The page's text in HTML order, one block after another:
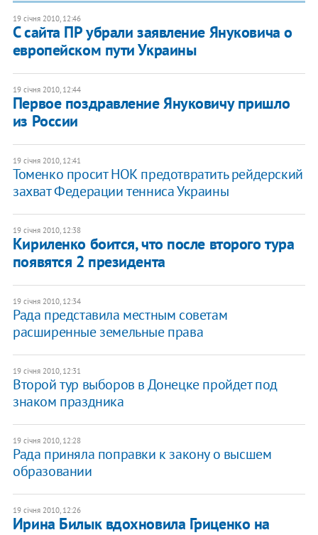
19 січня 2010, 12:46
С сайта ПР убрали заявление Януковича о
европейском пути Украины
19 січня 2010, 12:44
Первое поздравление Януковичу пришло
из России
19 січня 2010, 12:41
Томенко просит НОК предотвратить рейдерский
захват Федерации тенниса Украины
19 січня 2010, 12:38
Кириленко боится, что после второго тура
появятся 2 президента
19 січня 2010, 12:34
Рада представила местным советам
расширенные земельные права
19 січня 2010, 12:31
Второй тур выборов в Донецке пройдет под
знаком праздника
19 січня 2010, 12:28
Рада приняла поправки к закону о высшем
образовании
19 січня 2010, 12:26
Ирина Билык вдохновила Гриценко на